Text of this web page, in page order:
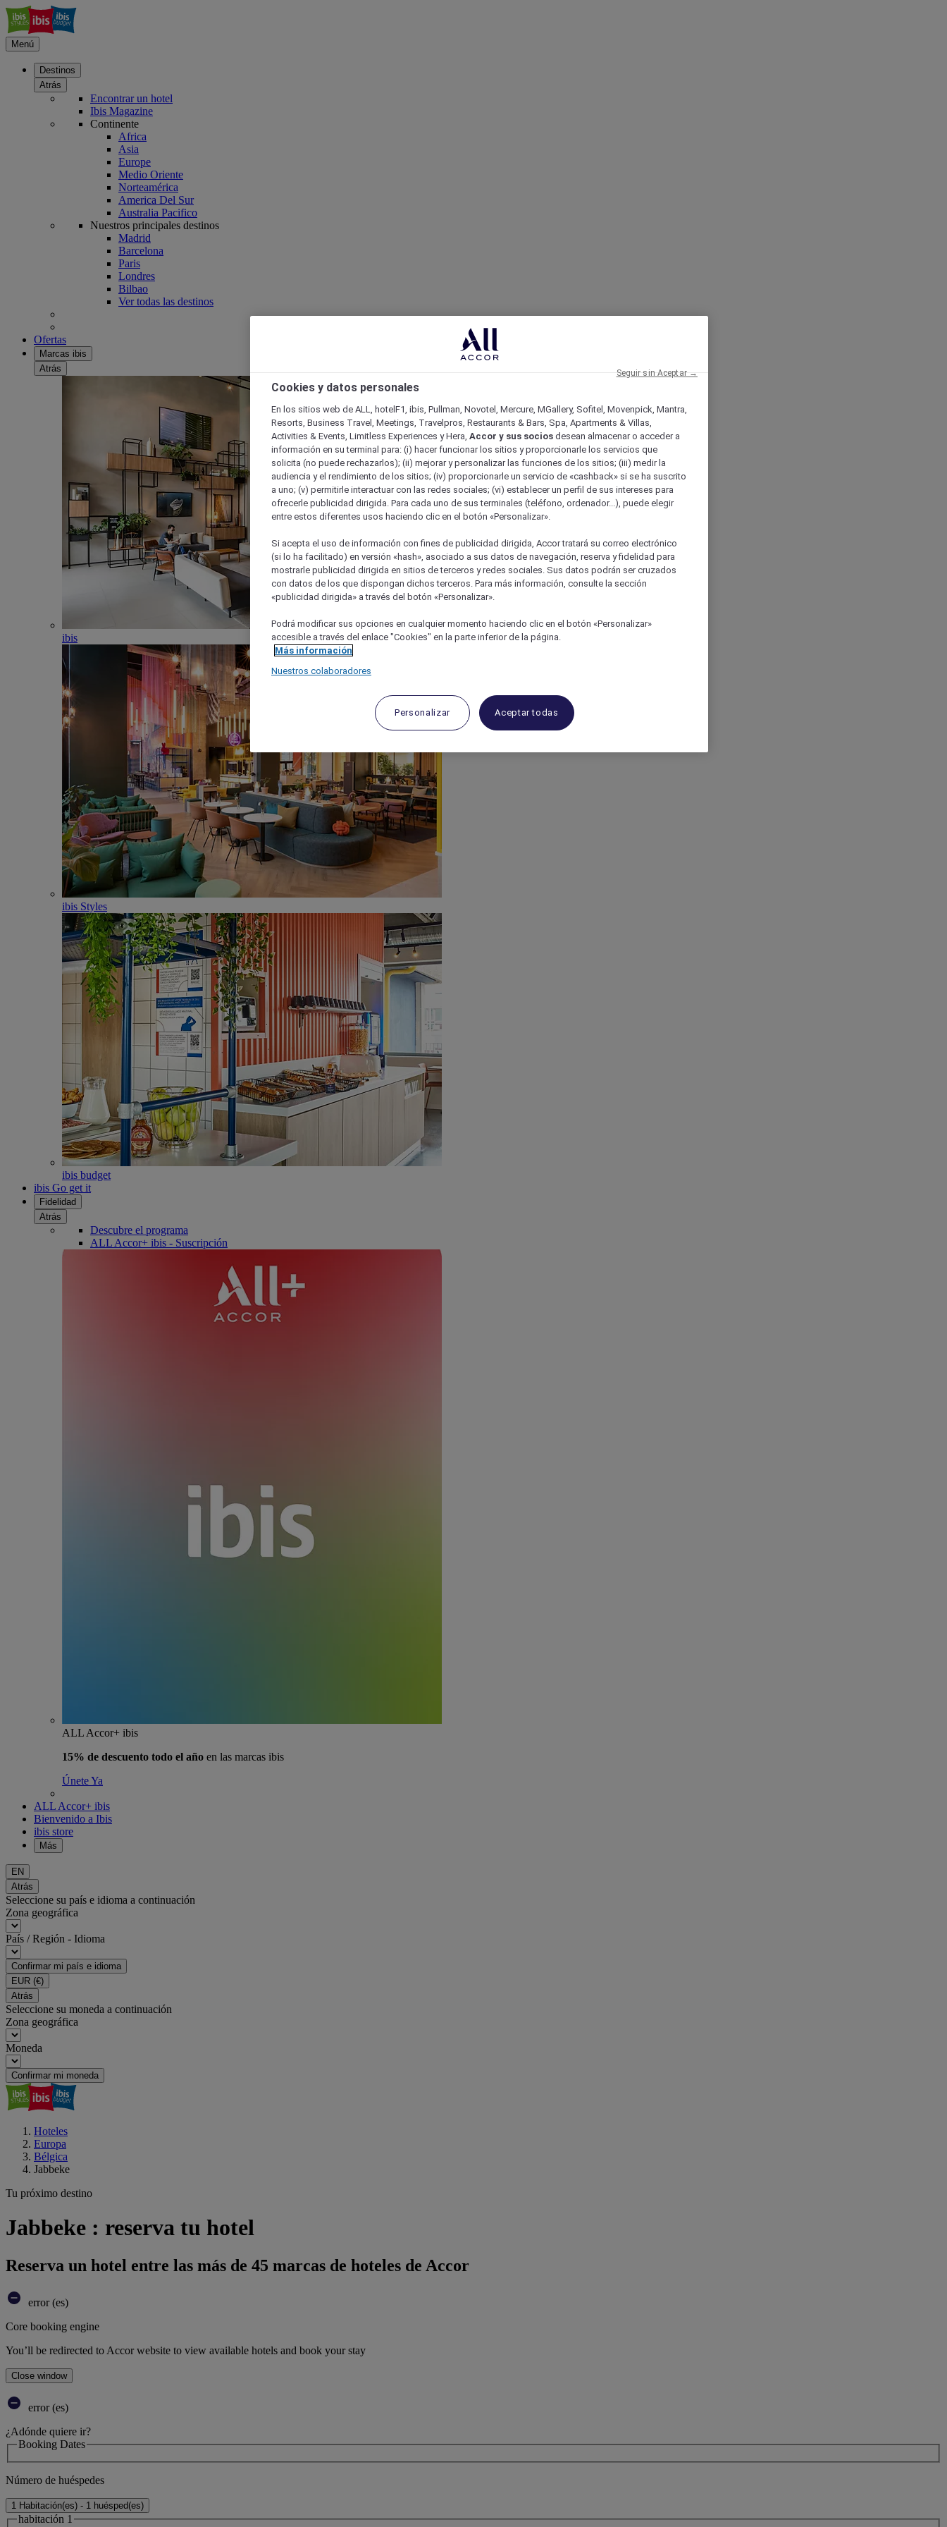
Menú
Destinos
Atrás
Encontrar un hotel
Ibis Magazine
Continente
Africa
Asia
Europe
Medio Oriente
Norteamérica
America Del Sur
Australia Pacifico
Nuestros principales destinos
Madrid
Barcelona
Paris
Londres
Bilbao
Ver todas las destinos
Ofertas
Marcas ibis
Atrás
ibis
ibis Styles
ibis budget
ibis Go get it
Fidelidad
Atrás
Descubre el programa
ALL Accor+ ibis - Suscripción
ALL Accor+ ibis
15% de descuento todo el año en las marcas ibis
Únete Ya
ALL Accor+ ibis
Bienvenido a Ibis
ibis store
Más
EN
Atrás
Seleccione su país e idioma a continuación
Zona geográfica
País / Región - Idioma
Confirmar mi país e idioma
EUR (€)
Atrás
Seleccione su moneda a continuación
Zona geográfica
Moneda
Confirmar mi moneda
Hoteles
Europa
Bélgica
Jabbeke
Tu próximo destino
Jabbeke : reserva tu hotel
Reserva un hotel entre las más de 45 marcas de hoteles de Accor
error (es)
Core booking engine
You’ll be redirected to Accor website to view available hotels and book your stay
Close window
error (es)
¿Adónde quiere ir?
Booking Dates
Número de huéspedes
1 Habitación(es) - 1 huésped(es)
habitación 1
Cookies y datos personales
En los sitios web de ALL, hotelF1, ibis, Pullman, Novotel, Mercure, MGallery, Sofitel, Movenpick, Mantra,
Resorts, Business Travel, Meetings, Travelpros, Restaurants & Bars, Spa, Apartments & Villas,
Activities & Events, Limitless Experiences y Hera, Accor y sus socios desean almacenar o acceder a
información en su terminal para: (i) hacer funcionar los sitios y proporcionarle los servicios que
solicita (no puede rechazarlos); (ii) mejorar y personalizar las funciones de los sitios; (iii) medir la
audiencia y el rendimiento de los sitios; (iv) proporcionarle un servicio de «cashback» si se ha suscrito
a uno; (v) permitirle interactuar con las redes sociales; (vi) establecer un perfil de sus intereses para
ofrecerle publicidad dirigida. Para cada uno de sus terminales (teléfono, ordenador...), puede elegir
entre estos diferentes usos haciendo clic en el botón «Personalizar».
Si acepta el uso de información con fines de publicidad dirigida, Accor tratará su correo electrónico
(si lo ha facilitado) en versión «hash», asociado a sus datos de navegación, reserva y fidelidad para
mostrarle publicidad dirigida en sitios de terceros y redes sociales. Sus datos podrán ser cruzados
con datos de los que dispongan dichos terceros. Para más información, consulte la sección
«publicidad dirigida» a través del botón «Personalizar».
Podrá modificar sus opciones en cualquier momento haciendo clic en el botón «Personalizar»
accesible a través del enlace "Cookies" en la parte inferior de la página.
Más información
Nuestros colaboradores
Personalizar Aceptar todas
Seguir sin Aceptar →